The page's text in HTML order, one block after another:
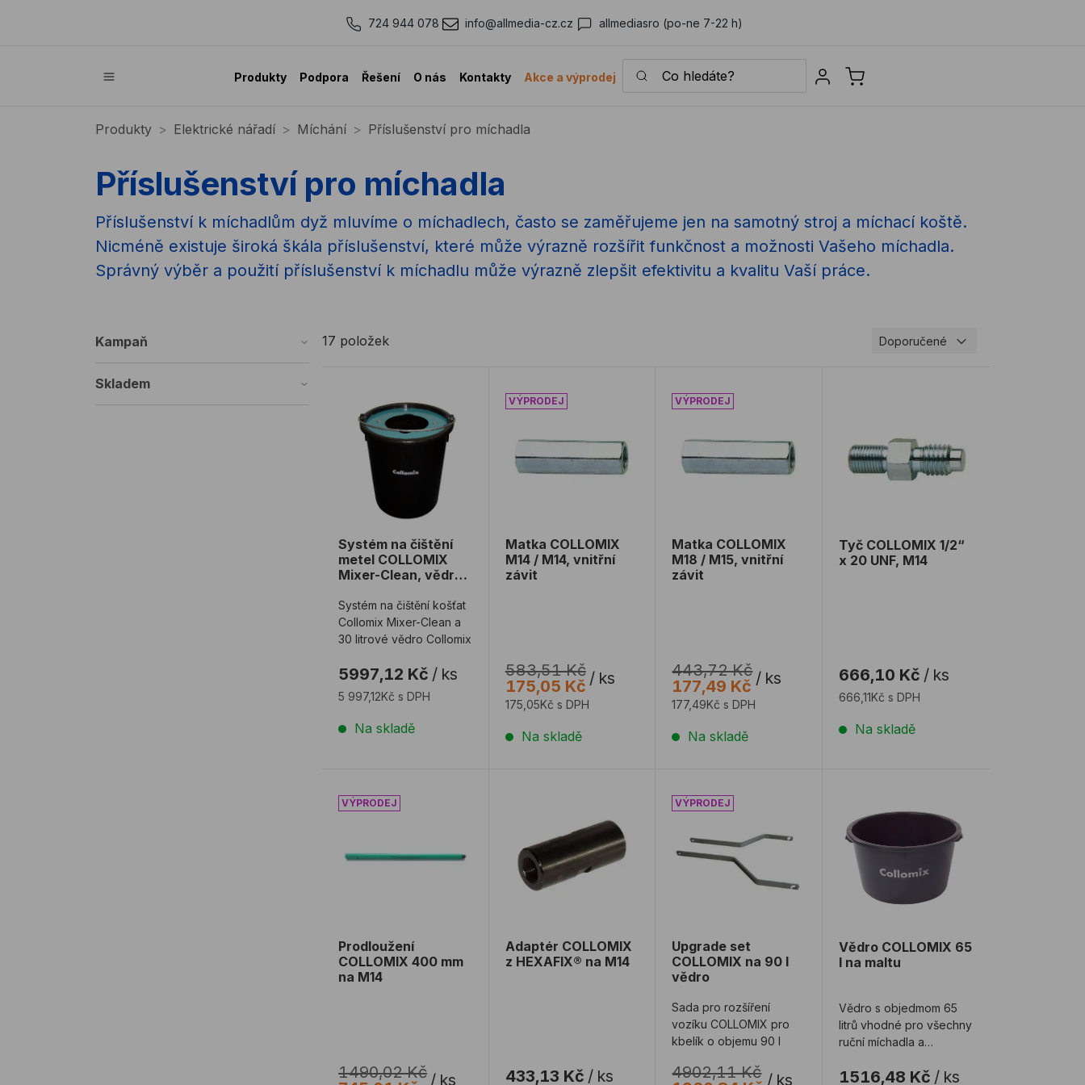
724 944 078 info@allmedia-cz.cz allmediasro (po-ne 7-22 h)
Produkty Podpora Řešení O nás Kontakty Akce a výprodej
Co hledáte? Sign in
Produkty Elektrické nářadí Míchání Příslušenství pro míchadla
Příslušenství pro míchadla
Příslušenství k míchadlům dyž mluvíme o míchadlech, často se zaměřujeme jen na samotný stroj a míchací koště.
Nicméně existuje široká škála příslušenství, které může výrazně rozšířit funkčnost a možnosti Vašeho míchadla.
Správný výběr a použití příslušenství k míchadlu může výrazně zlepšit efektivitu a kvalitu Vaší práce.
Kampaň
Skladem
17 položek Doporučené
Systém na čištění metel COLLOMIX Mixer-Clean, vědro 30l
Systém na čištění
metel COLLOMIX
Mixer-Clean, vědro
Systém na čištění košťat
Collomix Mixer-Clean a
30 litrové vědro Collomix
5997,12 Kč / ks
5 997,12Kč s DPH
Na skladě
Matka COLLOMIX M14 / M14, vnitřní závit
Matka COLLOMIX
M14 / M14, vnitřní
závit
583,51 Kč
175,05 Kč / ks
175,05Kč s DPH
Na skladě
Matka COLLOMIX M18 / M15, vnitřní závit
Matka COLLOMIX
M18 / M15, vnitřní
závit
443,72 Kč
177,49 Kč / ks
177,49Kč s DPH
Na skladě
Tyč COLLOMIX 1/2“
x 20 UNF, M14
666,10 Kč / ks
666,11Kč s DPH
Na skladě
Prodloužení COLLOMIX 400 mm na M14
Prodloužení
COLLOMIX 400 mm
na M14
1490,02 Kč / ks
Adaptér COLLOMIX z HEXAFIX® na M14
Adaptér COLLOMIX
z HEXAFIX® na M14
433,13 Kč / ks
Upgrade set COLLOMIX na 90 l vědro
Upgrade set
COLLOMIX na 90 l
vědro
Sada pro rozšíření
vozíku COLLOMIX pro
kbelík o objemu 90 l
4902,11 Kč / ks
Vědro COLLOMIX 65
l na maltu
Vědro s objedmom 65
litrů vhodné pro všechny
ruční míchadla a
automaty
1516,48 Kč / ks